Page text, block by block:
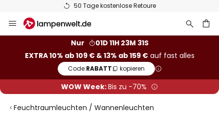
50 Tage kostenlose Retoure
Inhalt
Nur
01D 11H 23M 31S
EXTRA 10% ab 109 € & 13% ab 159 €auf fast alles
Code:RABATT kopieren
WOW Week:Bis zu -70%
Feuchtraumleuchten / Wannenleuchten